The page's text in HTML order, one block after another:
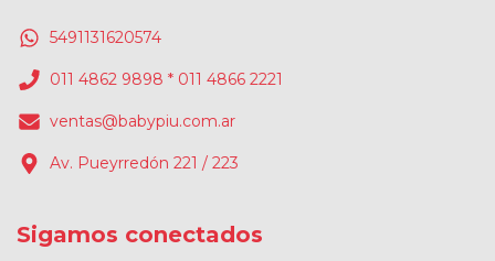
5491131620574
011 4862 9898 * 011 4866 2221
ventas@babypiu.com.ar
Av. Pueyrredón 221 / 223
Sigamos conectados